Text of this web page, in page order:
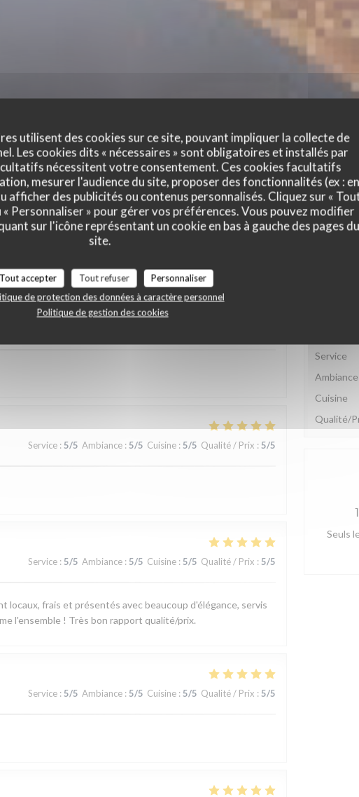
utilisent des cookies sur ce site, pouvant impliquer la collecte de
Les cookies dits « nécessaires » sont obligatoires et installés par
nécessitent votre consentement. Ces cookies facultatifs
mesurer l'audience du site, proposer des fonctionnalités (ex : en
afficher des publicités ou contenus personnalisés. Cliquez sur «
« Personnaliser » pour gérer vos préférences. Vous pouvez modifier
sur l'icône représentant un cookie en bas à gauche des pages du
site.
Tout accepter Tout refuser
Personnaliser
de protection des données à caractère personnel
Politique de gestion des cookies
clients
Service : 5/5 Ambiance : 5/5 Cuisine :5/5 Qualité / Prix :5/5
Service : 5/5 Ambiance : 5/5 Cuisine : 5/5 Qualité / Prix : 5/5
frais et présentés avec beaucoup d'élégance, servis
l'ensemble ! Très bon rapport qualité/prix.
Service : 5/5 Ambiance : 5/5 Cuisine : 5/5 Qualité / Prix : 5/5
Service
Ambiance
Cuisine
Qualité/
Seuls